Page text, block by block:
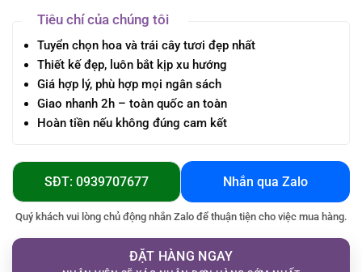
là:
2.000.000 ₫.là:
1.790.000 ₫.
Tiêu chí của chúng tôi
Tuyển chọn hoa và trái cây tươi đẹp nhất
Thiết kế đẹp, luôn bắt kịp xu hướng
Giá hợp lý, phù hợp mọi ngân sách
Giao nhanh 2h – toàn quốc an toàn
Hoàn tiền nếu không đúng cam kết
SĐT: 0939707677 Nhắn qua Zalo
Quý khách vui lòng chủ động nhắn Zalo để thuận tiện cho việc mua hàng.
ĐẶT HÀNG NGAY